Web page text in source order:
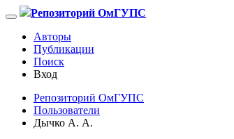
Репозиторий ОмГУПС
Авторы
Публикации
Поиск
Вход
Репозиторий ОмГУПС
Пользователи
Дычко А. А.